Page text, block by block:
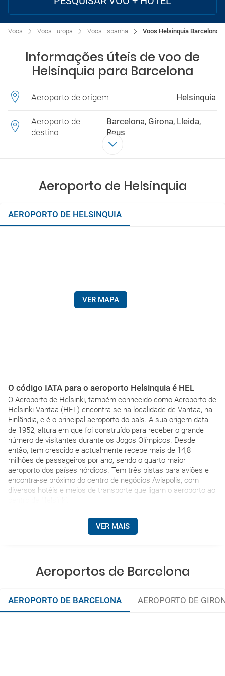
Voos Voos Europa Voos Espanha Voos Helsinquia Barcelona
Informações úteis de voo de
Helsinquia para Barcelona
Aeroporto de origem Helsinquia
Aeroporto de
destino
Barcelona, Girona, Lleida,
Reus
Aeroporto de Helsinquia
AEROPORTO DE HELSINQUIA
VER MAPA
O código IATA para o aeroporto Helsinquia é HEL
O Aeroporto de Helsinki, também conhecido como Aeroporto de
Helsinki-Vantaa (HEL) encontra-se na localidade de Vantaa, na
Finlândia, e é o principal aeroporto do país. A sua origem data
de 1952, altura em que foi construído para receber o grande
número de visitantes durante os Jogos Olímpicos. Desde
então, tem crescido e actualmente recebe mais de 14,8
milhões de passageiros por ano, sendo o quarto maior
aeroporto dos países nórdicos. Tem três pistas para aviões e
encontra-se próximo do centro de negócios Aviapolis, com
diversos hotéis e meios de transporte que ligam o aeroporto ao
VER MAIS
Aeroportos de Barcelona
AEROPORTO DE BARCELONA AEROPORTO DE